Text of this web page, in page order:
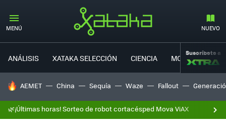
MENÚ NUEVO
ANÁLISIS XATAKA SELECCIÓN CIENCIA MOVILIDAD
Suscríbete a
HOY SE HABLA DE
AEMET China Sequía Waze Fallout
🌿¡Últimas horas! Sorteo de robot cortacésped Mova ViAX